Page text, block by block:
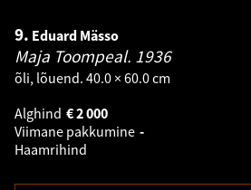
9. Eduard Mässo
Maja Toompeal. 1936
õli, lõuend. 40.0 × 60.0 cm
Alghind
2 000
€
Viimane pakkumine -
Haamrihind